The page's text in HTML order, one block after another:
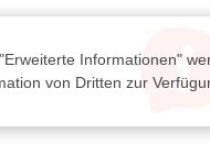
Informationen"
von Dritten zur